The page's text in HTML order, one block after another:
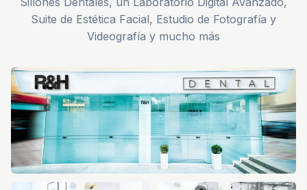
Suite de Estética Facial, Estudio de Fotografía y
Videografía y mucho más